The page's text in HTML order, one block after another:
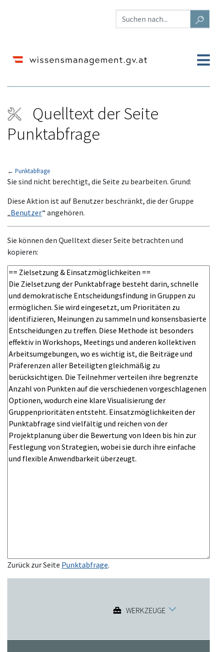
Quelltext der Seite
Punktabfrage
← Punktabfrage
Wechseln zu:Navigation, Suche
Sie sind nicht berechtigt, die Seite zu bearbeiten. Grund:
Diese Aktion ist auf Benutzer beschränkt, die der Gruppe
Benutzer“ angehören.
Sie können den Quelltext dieser Seite betrachten und
kopieren:
Zurück zur Seite Punktabfrage.
WERKZEUGE